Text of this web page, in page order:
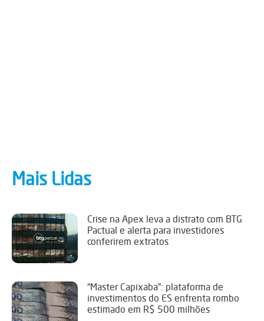
Mais Lidas
Crise na Apex leva a distrato com BTG
Pactual e alerta para investidores
conferirem extratos
“Master Capixaba”: plataforma de
investimentos do ES enfrenta rombo
estimado em R$ 500 milhões